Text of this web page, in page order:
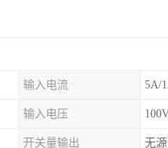
输入电流 5A/
输入电压
开关量输出 无